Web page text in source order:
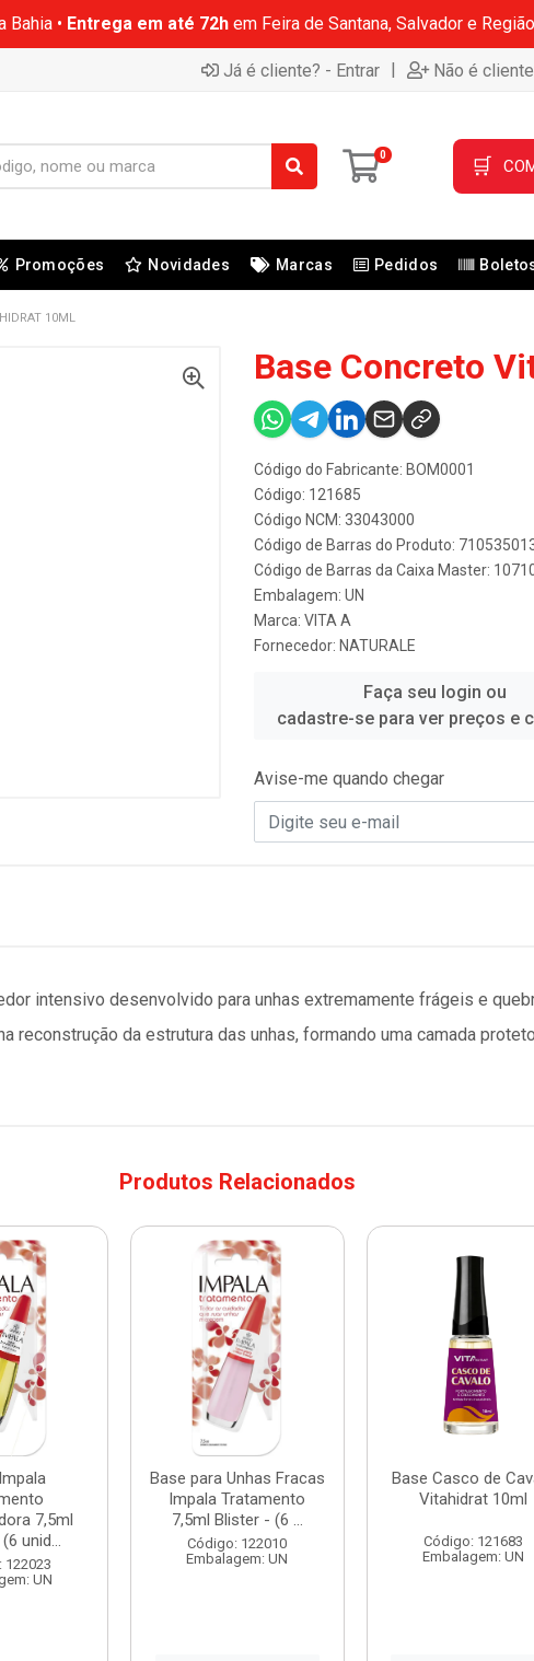
Bahia • Entrega em até 72hem Feira de Santana, Salvador e
Já é cliente? - Entrar | Não é
0 🛒
Promoções Novidades Marcas Pedidos
10ML
Base Concreto
Código do Fabricante: BOM0001
Código: 121685
Código NCM: 33043000
Código de Barras do Produto:
Código de Barras da Caixa Master:
Embalagem: UN
Marca: VITA A
Fornecedor: NATURALE
Faça seu login ou
cadastre-se para ver preços e
Avise-me quando chegar
intensivo desenvolvido para unhas extremamente frágeis e
reconstrução da estrutura das unhas, formando uma camada
Produtos Relacionados
7,5ml
unid...
122023
UN
Base para Unhas Fracas
Impala Tratamento
7,5ml Blister - (6 ...
Código: 122010
Embalagem: UN
Base Casco de
Vitahidrat 10ml
Código: 121683
Embalagem: UN